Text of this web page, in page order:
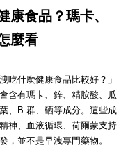
康食品？瑪卡、
麼看
吃什麼健康食品比較好？」
含有瑪卡、鋅、精胺酸、瓜
、B 群、硒等成分。這些成
神、血液循環、荷爾蒙支持
，並不是早洩專門藥物。